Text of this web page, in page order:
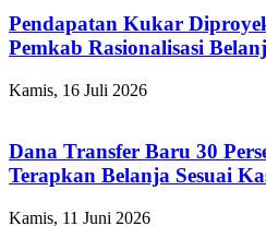
Pendapatan Kukar
Pemkab Rasionalisasi
Kamis, 16 Juli 2026
Dana Transfer Baru 30
Terapkan Belanja Sesuai
Kamis, 11 Juni 2026